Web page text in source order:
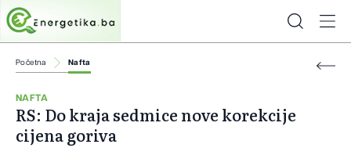
Početna Nafta
NAFTA
RS: Do kraja sedmice nove korekcije
cijena goriva